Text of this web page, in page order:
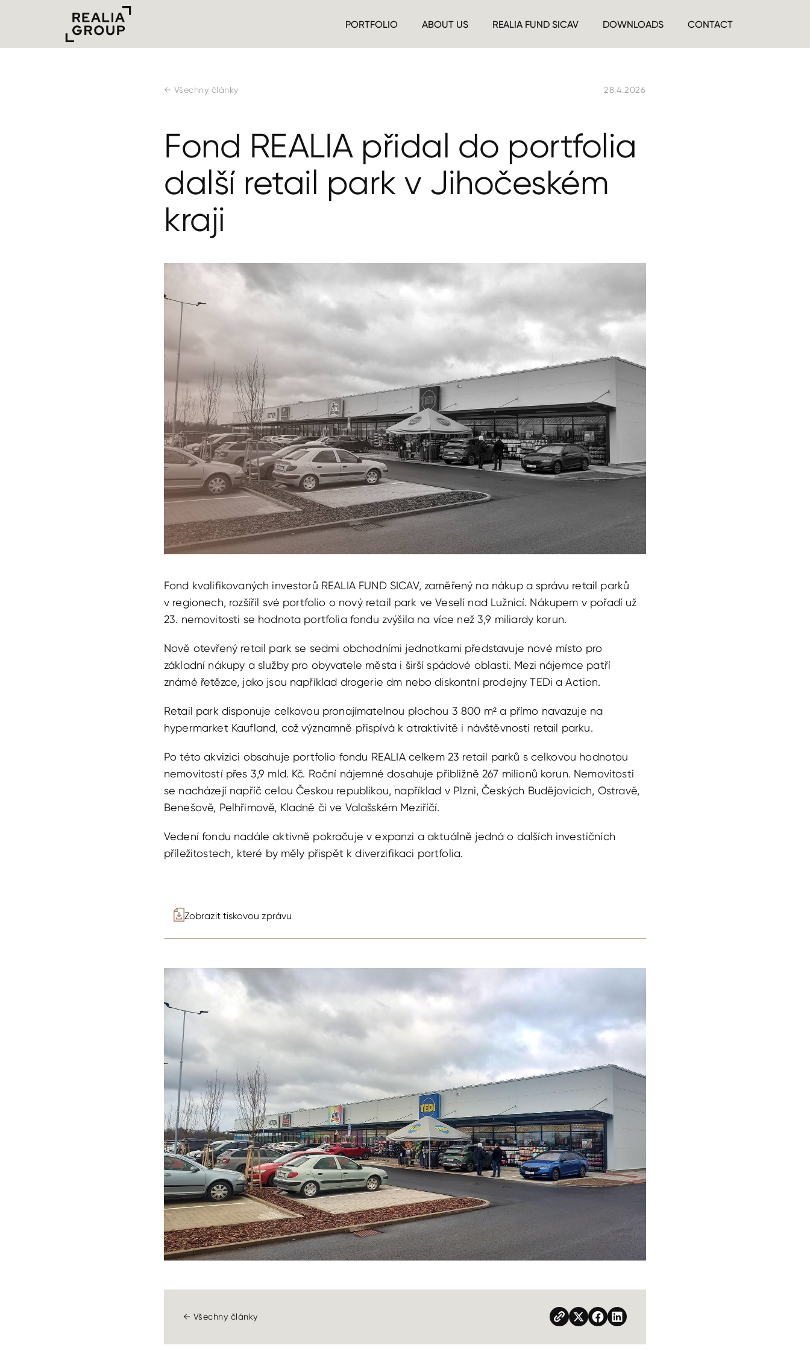
PORTFOLIO ABOUT US REALIA FUND SICAV DOWNLOADS CONTACT
← Všechny články 28.4.2026
Fond REALIA přidal do portfolia
další retail park v Jihočeském
kraji
Fond kvalifikovaných investorů REALIA FUND SICAV, zaměřený na nákup a správu retail parků
v regionech, rozšířil své portfolio o nový retail park ve Veselí nad Lužnicí. Nákupem v pořadí už
23. nemovitosti se hodnota portfolia fondu zvýšila na více než 3,9 miliardy korun.
Nově otevřený retail park se sedmi obchodními jednotkami představuje nové místo pro
základní nákupy a služby pro obyvatele města i širší spádové oblasti. Mezi nájemce patří
známé řetězce, jako jsou například drogerie dm nebo diskontní prodejny TEDi a Action.
Retail park disponuje celkovou pronajímatelnou plochou 3 800 m² a přímo navazuje na
hypermarket Kaufland, což významně přispívá k atraktivitě i návštěvnosti retail parku.
Po této akvizici obsahuje portfolio fondu REALIA celkem 23 retail parků s celkovou hodnotou
nemovitostí přes 3,9 mld. Kč. Roční nájemné dosahuje přibližně 267 milionů korun. Nemovitosti
se nacházejí napříč celou Českou republikou, například v Plzni, Českých Budějovicích, Ostravě,
Benešově, Pelhřimově, Kladně či ve Valašském Meziříčí.
Vedení fondu nadále aktivně pokračuje v expanzi a aktuálně jedná o dalších investičních
příležitostech, které by měly přispět k diverzifikaci portfolia.
Zobrazit tiskovou zprávu
← Všechny články